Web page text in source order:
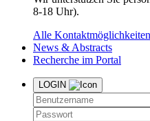
8-18 Uhr).
Alle Kontaktmöglichkeiten
News & Abstracts
Recherche im Portal
LOGIN